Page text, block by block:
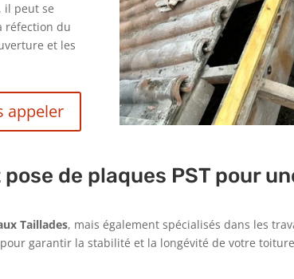
il peut se
réfection du
et les
appeler
de plaques PST pour
Taillades, mais également spécialisés dans les
garantir la stabilité et la longévité de votre